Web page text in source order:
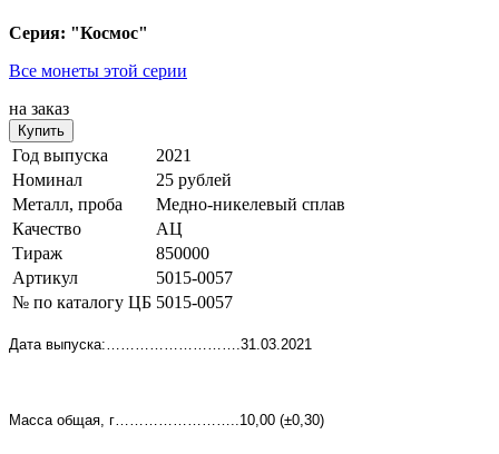
Серия: "Космос"
Все монеты этой серии
на заказ
Купить
Год выпуска
2021
Номинал
25 рублей
Металл, проба
Медно-никелевый сплав
Качество
АЦ
Тираж
850000
Артикул
5015-0057
№ по каталогу ЦБ 5015-0057
Дата выпуска:……………………….31.03.2021
Масса общая, г……………………..10,00 (±0,30)